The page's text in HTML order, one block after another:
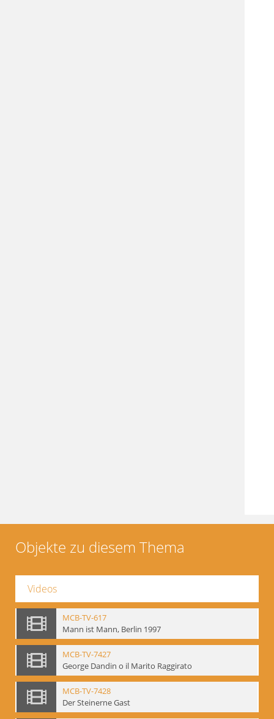
Objekte zu diesem Thema
Videos
MCB-TV-617
Mann ist Mann, Berlin 1997
MCB-TV-7427
George Dandin o il Marito Raggirato
MCB-TV-7428
Der Steinerne Gast